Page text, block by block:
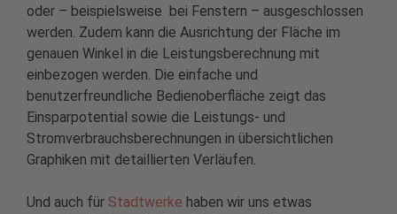
oder – beispielsweise bei Fenstern – ausgeschlossen
werden. Zudem kann die Ausrichtung der Fläche im
genauen Winkel in die Leistungsberechnung mit
einbezogen werden. Die einfache und
benutzerfreundliche Bedienoberfläche zeigt das
Einsparpotential sowie die Leistungs- und
Stromverbrauchsberechnungen in übersichtlichen
Graphiken mit detaillierten Verläufen.
Und auch für Stadtwerke haben wir uns etwas